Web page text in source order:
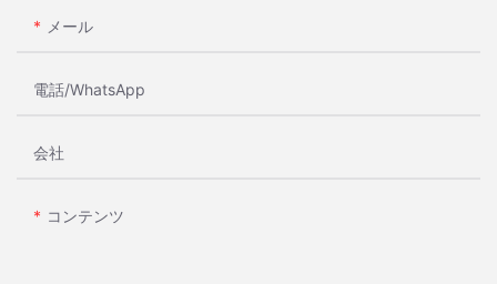
メール
電話/WhatsApp
会社
コンテンツ